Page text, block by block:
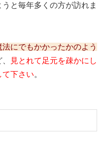
と毎年多くの方が訪れま
法にでもかかったかのよう
見とれて足元を疎かにし
て下さい。